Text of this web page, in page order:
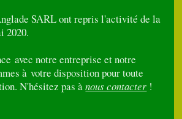
SARL ont repris l'activité de la
2020.
avec notre entreprise et notre
à votre disposition pour toute
N'hésitez pas ànous contacter !